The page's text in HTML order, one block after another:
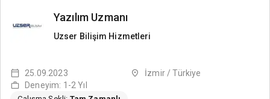
Yazılım Uzmanı
Uzser Bilişim Hizmetleri
25.09.2023
İzmir / Türkiye
Deneyim: 1-2 Yıl